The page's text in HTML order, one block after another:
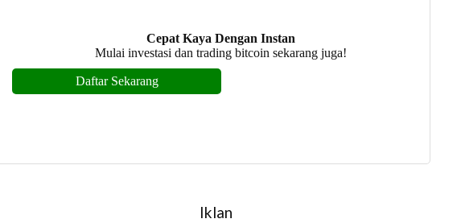
Iklan